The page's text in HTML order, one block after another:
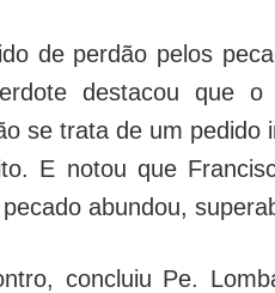
de perdão pelos
destacou que
se trata de um pedido
E notou que
abundou,
concluiu Pe.